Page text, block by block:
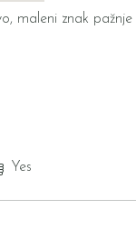
maleni znak
Yes